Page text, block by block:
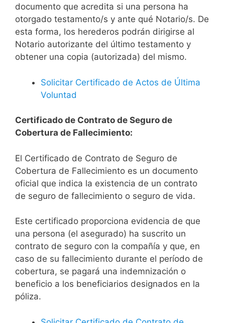
documento que acredita si una persona ha
otorgado testamento/s y ante qué Notario/s. De
esta forma, los herederos podrán dirigirse al
Notario autorizante del último testamento y
obtener una copia (autorizada) del mismo.
Solicitar Certificado de Actos de Última
Voluntad
Certificado de Contrato de Seguro de
Cobertura de Fallecimiento:
El Certificado de Contrato de Seguro de
Cobertura de Fallecimiento es un documento
oficial que indica la existencia de un contrato
de seguro de fallecimiento o seguro de vida.
Este certificado proporciona evidencia de que
una persona (el asegurado) ha suscrito un
contrato de seguro con la compañía y que, en
caso de su fallecimiento durante el período de
cobertura, se pagará una indemnización o
beneficio a los beneficiarios designados en la
póliza.